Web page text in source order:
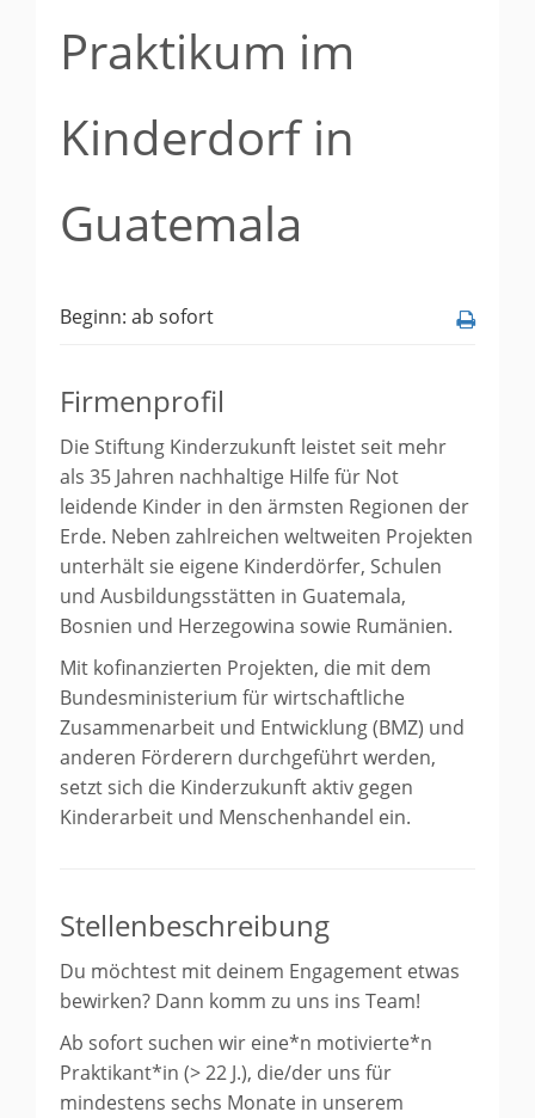
Praktikum im
Kinderdorf in
Guatemala
Beginn: ab sofort
Firmenprofil
Die Stiftung Kinderzukunft leistet seit mehr
als 35 Jahren nachhaltige Hilfe für Not
leidende Kinder in den ärmsten Regionen der
Erde. Neben zahlreichen weltweiten Projekten
unterhält sie eigene Kinderdörfer, Schulen
und Ausbildungsstätten in Guatemala,
Bosnien und Herzegowina sowie Rumänien.
Mit kofinanzierten Projekten, die mit dem
Bundesministerium für wirtschaftliche
Zusammenarbeit und Entwicklung (BMZ) und
anderen Förderern durchgeführt werden,
setzt sich die Kinderzukunft aktiv gegen
Kinderarbeit und Menschenhandel ein.
Stellenbeschreibung
Du möchtest mit deinem Engagement etwas
bewirken? Dann komm zu uns ins Team!
Ab sofort suchen wir eine*n motivierte*n
Praktikant*in (> 22 J.), die/der uns für
mindestens sechs Monate in unserem